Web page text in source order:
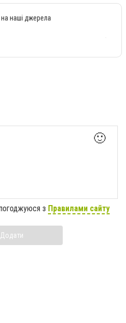
на наші джерела
🙂
з Правилами сайту
Додати